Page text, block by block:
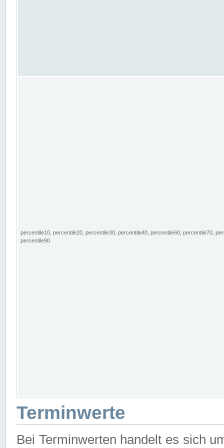
percentile10, percentile20, percentile30, percentile40, percentile60, percentile70,
percentile90
Terminwerte
Bei Terminwerten handelt es sich